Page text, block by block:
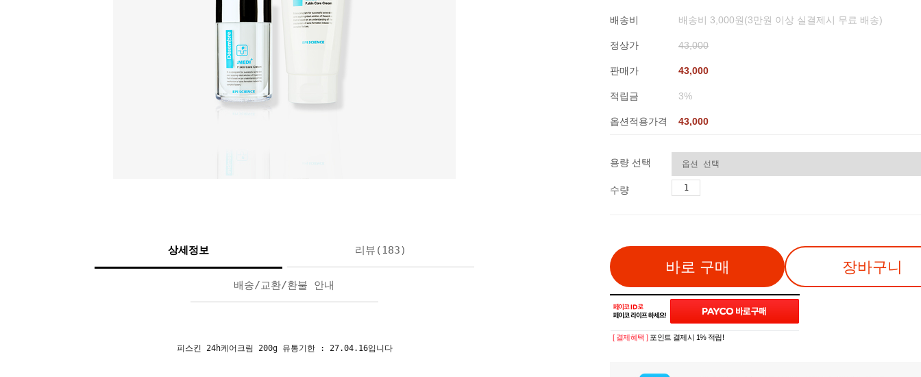
배송비 배송비 3,000원(3만원 이상 실결제시 무료 배송)
정상가 43,000
판매가 43,000
적립금 3%
옵션적용가격 43,000
용량 선택
수량
바로 구매 장바구니
[ 결제혜택 ] 포인트 결제시 1% 적립!
상세정보 리뷰(183)
배송/교환/환불 안내
피스킨 24h케어크림 200g 유통기한 : 27.04.16입니다